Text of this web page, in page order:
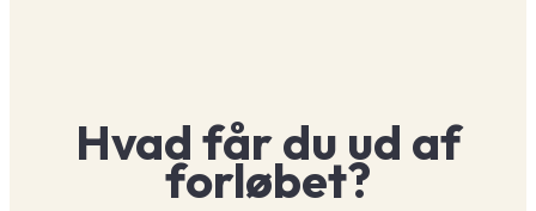
Hvad får du ud af
forløbet?